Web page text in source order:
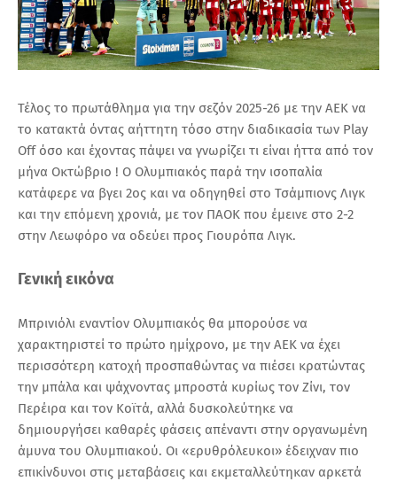
Τέλος το πρωτάθλημα για την σεζόν 2025-26 με την ΑΕΚ να
το κατακτά όντας αήττητη τόσο στην διαδικασία των Play
Off όσο και έχοντας πάψει να γνωρίζει τι είναι ήττα από τον
μήνα Οκτώβριο ! Ο Ολυμπιακός παρά την ισοπαλία
κατάφερε να βγει 2ος και να οδηγηθεί στο Τσάμπιονς Λιγκ
και την επόμενη χρονιά, με τον ΠΑΟΚ που έμεινε στο 2-2
στην Λεωφόρο να οδεύει προς Γιουρόπα Λιγκ.
Γενική εικόνα
Μπρινιόλι εναντίον Ολυμπιακός θα μπορούσε να
χαρακτηριστεί το πρώτο ημίχρονο, με την ΑΕΚ να έχει
περισσότερη κατοχή προσπαθώντας να πιέσει κρατώντας
την μπάλα και ψάχνοντας μπροστά κυρίως τον Ζίνι, τον
Περέιρα και τον Κοϊτά, αλλά δυσκολεύτηκε να
δημιουργήσει καθαρές φάσεις απέναντι στην οργανωμένη
άμυνα του Ολυμπιακού. Οι «ερυθρόλευκοι» έδειχναν πιο
επικίνδυνοι στις μεταβάσεις και εκμεταλλεύτηκαν αρκετά